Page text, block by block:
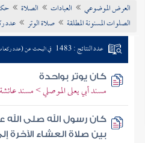
تراجم الأعلام
العرض الموضوعي العبادات الصلاة
الصلوات المسنونة المطلقة
صلاة الوتر عدد
عدد النتائج : 1483 في البحث عن (عدد
كان يوتر بواحدة
مسند أبي يعلى الموصلي > مسند
كان رسول الله صلى
بين صلاة العشاء الآخرة